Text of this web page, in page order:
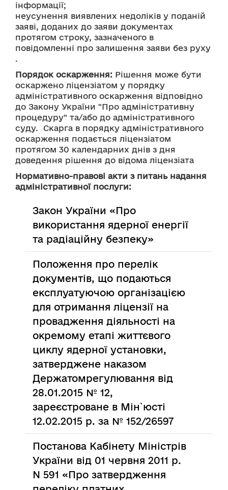
інформації;
неусунення виявлених недоліків у поданій
заяві, доданих до заяви документах
протягом строку, зазначеного в
повідомленні про залишення заяви без руху
.
Порядок оскарження: Рішення може бути
оскаржено ліцензіатом у порядку
адміністративного оскарження відповідно
до Закону України "Про адміністративну
процедуру" та/або до адміністративного
суду.  Скарга в порядку адміністративного
оскарження подається ліцензіатом
протягом 30 календарних днів з дня
доведення рішення до відома ліцензіата
Нормативно-правові акти з питань надання
адміністративної послуги:
Закон України «Про
використання ядерної енергії
та радіаційну безпеку»
Положення про перелік
документів, що подаються
експлуатуючою організацією
для отримання ліцензії на
провадження діяльності на
окремому етапі життєвого
циклу ядерної установки,
затверджене наказом
Держатомрегулювання від
28.01.2015 № 12,
зареєстроване в Мін`юсті
12.02.2015 р. за № 152/26597
Постанова Кабінету Міністрів
України від 01 червня 2011 р.
N 591 «Про затвердження